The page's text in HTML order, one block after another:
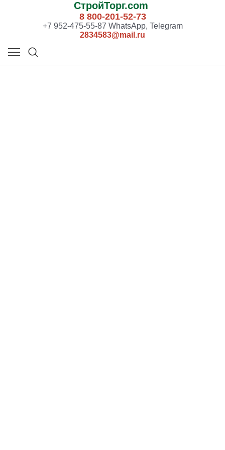
СтройТорг.com
8 800-201-52-73
+7 952-475-55-87 WhatsApp, Telegram
2834583@mail.ru